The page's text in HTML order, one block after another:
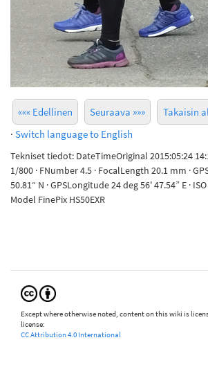
««« Edellinen Seuraava »»» Takaisin
· Switch language to English
Tekniset tiedot: DateTimeOriginal 2015:05:24
1/800 · FNumber 4.5 · FocalLength 20.1 mm ·
50.81“ N · GPSLongitude 24 deg 56' 47.54” E ·
Model FinePix HS50EXR
Except where otherwise noted, content on this wiki is
license:
CC Attribution 4.0 International